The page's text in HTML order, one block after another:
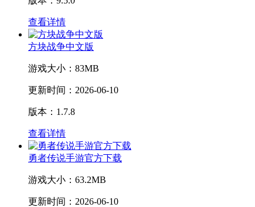
查看详情
方块战争中文版
游戏大小： 83MB
更新时间： 2026-06-10
版本：1.7.8
查看详情
勇者传说手游官方下载
游戏大小： 63.2MB
更新时间： 2026-06-10